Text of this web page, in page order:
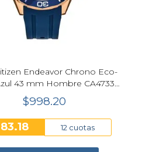
Endeavor Chrono Eco-
43 mm Hombre CA4733-
00L
$998.20
83.18 12 cuotas